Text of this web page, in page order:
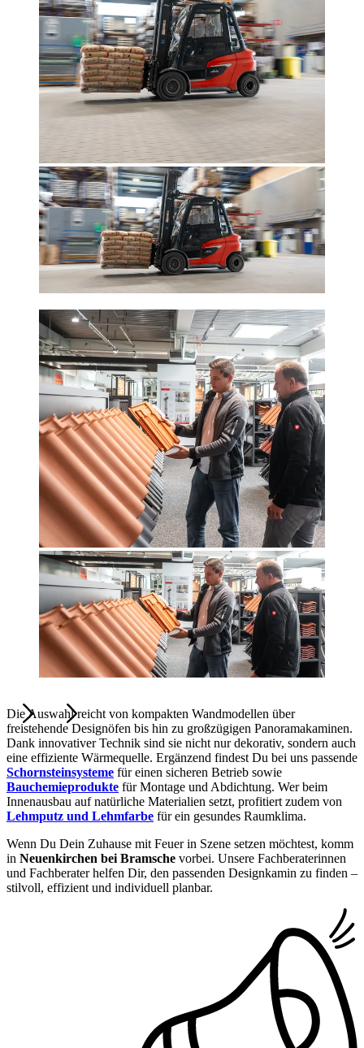
Die Auswahl reicht von kompakten Wandmodellen über
freistehende Designöfen bis hin zu großzügigen Panoramakaminen.
Dank innovativer Technik sind sie nicht nur dekorativ, sondern auch
eine effiziente Wärmequelle. Ergänzend findest Du bei uns passende
Schornsteinsysteme für einen sicheren Betrieb sowie
Bauchemieprodukte für Montage und Abdichtung. Wer beim
Innenausbau auf natürliche Materialien setzt, profitiert zudem von
Lehmputz und Lehmfarbe für ein gesundes Raumklima.
Wenn Du Dein Zuhause mit Feuer in Szene setzen möchtest, komm
in Neuenkirchen bei Bramsche vorbei. Unsere Fachberaterinnen
und Fachberater helfen Dir, den passenden Designkamin zu finden –
stilvoll, effizient und individuell planbar.